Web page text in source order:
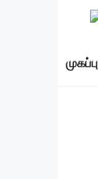
முகப்பு